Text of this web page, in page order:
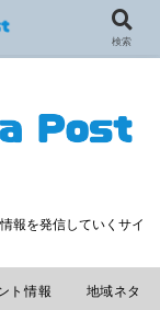
報を発信していくサイ
ト情報 地域ネタ
検索